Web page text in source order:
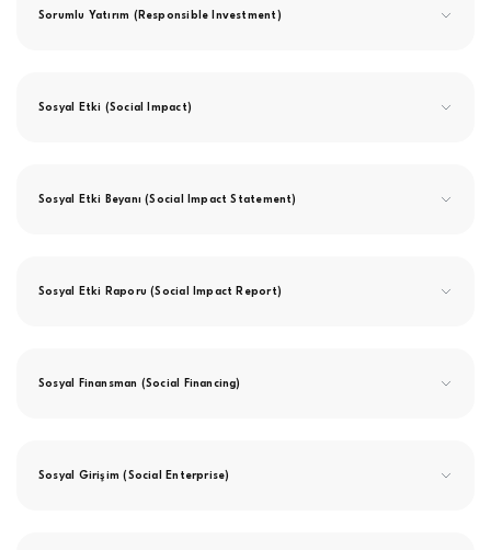
Sorumlu Yatırım (Responsible Investment)
Sosyal Etki (Social Impact)
Sosyal Etki Beyanı (Social Impact Statement)
Sosyal Etki Raporu (Social Impact Report)
Sosyal Finansman (Social Financing)
Sosyal Girişim (Social Enterprise)